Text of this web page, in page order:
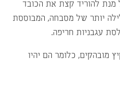
מנת להוריד קצת את הכובד
יותר של מסבחה, המבוססת
עגבניות חריפה.
מובהקים, כלומר הם יהיו